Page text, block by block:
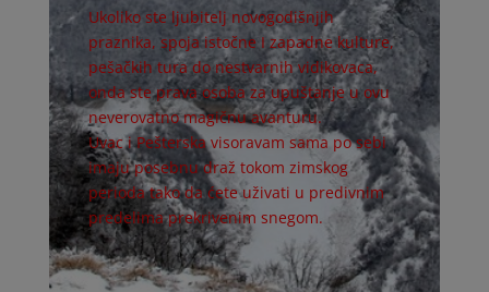
Ukoliko ste ljubitelj novogodišnjih
praznika, spoja istočne I zapadne kulture,
pešačkih tura do nestvarnih vidikovaca,
onda ste prava osoba za upuštanje u ovu
neverovatno magičnu avanturu.
Uvac i Pešterska visoravam sama po sebi
imaju posebnu draž tokom zimskog
perioda tako da ćete uživati u predivnim
predelima prekrivenim snegom.